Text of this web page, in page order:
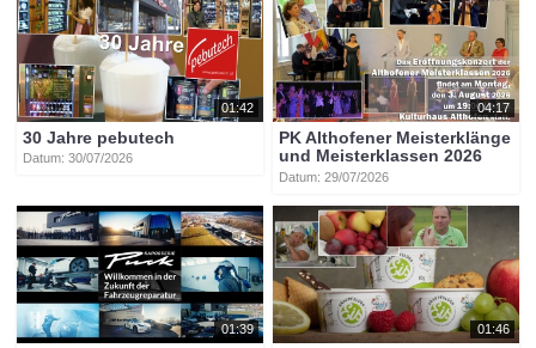
01:42
30 Jahre pebutech
Datum: 30/07/2026
04:17
PK Althofener Meisterklänge
und Meisterklassen 2026
Datum: 29/07/2026
01:39 01:46